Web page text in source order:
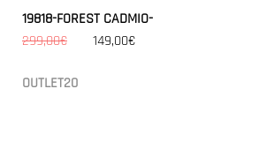
19818-FOREST CADMIO-
299,00€
149,00€
OUTLET20